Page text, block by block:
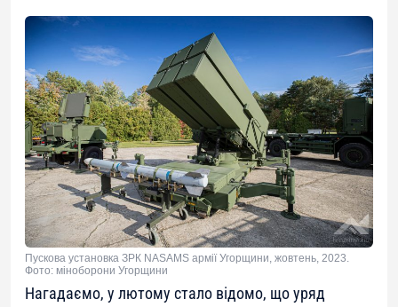
Пускова установка ЗРК NASAMS армії Угорщини, жовтень, 2023.
Фото: міноборони Угорщини
Нагадаємо, у лютому стало відомо, що уряд